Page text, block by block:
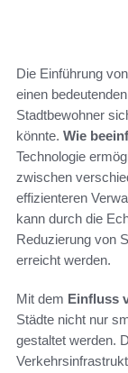
Die Einführung von
einen
Stadtbewohner
könnte. Wie
Technologie
zwischen
effizienteren
kann durch die
Reduzierung von
erreicht werden.
Mit dem Einfluss
Städte nicht nur
gestaltet werden.